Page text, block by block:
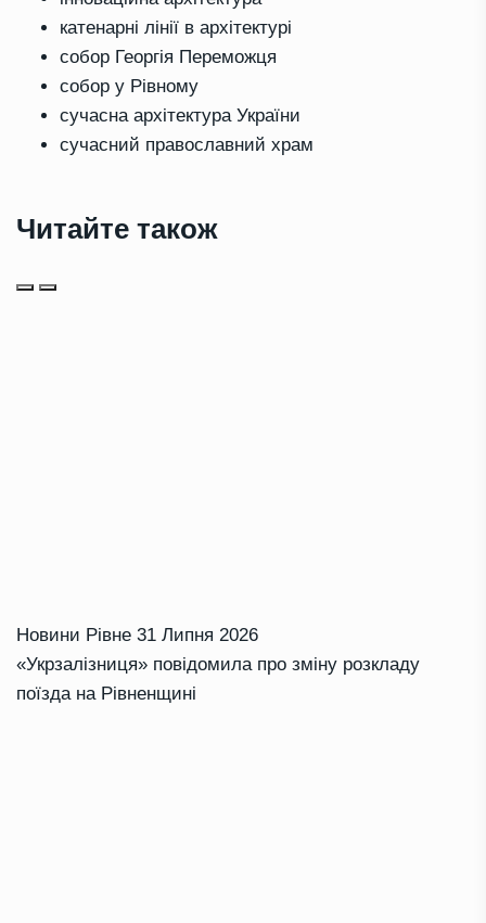
катенарні лінії в архітектурі
собор Георгія Переможця
собор у Рівному
сучасна архітектура України
сучасний православний храм
Читайте також
Новини Рівне 31 Липня 2026
«Укрзалізниця» повідомила про зміну розкладу
поїзда на Рівненщині